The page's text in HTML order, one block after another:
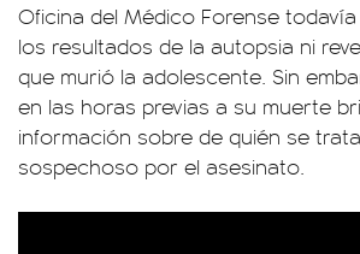
Oficina del Médico Forense
los resultados de la autopsia ni
que murió la adolescente. Sin
en las horas previas a su muerte
información sobre de quién se
sospechoso por el asesinato.